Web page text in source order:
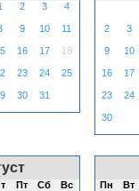
2 3 4
9 10 11
16 17 18
23 24 25
30 31
2 3
9 10
16 17
23 24
30
Пт Сб Вс Пн Вт